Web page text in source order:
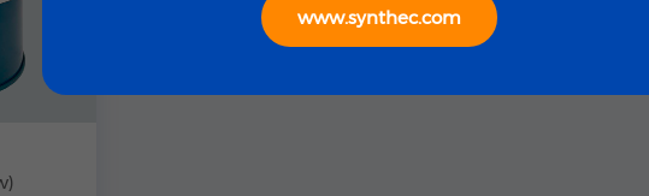
www.synthec.com